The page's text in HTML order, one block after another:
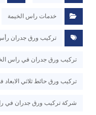
خدمات راس الخيمة
تركيب ورق جدران
تركيب ورق جدران في راس
تركيب ورق حائط ثلاثي
شركة تركيب ورق جدران في